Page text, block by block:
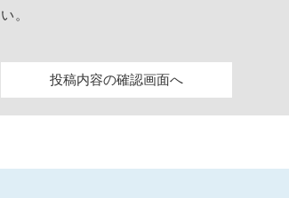
い。